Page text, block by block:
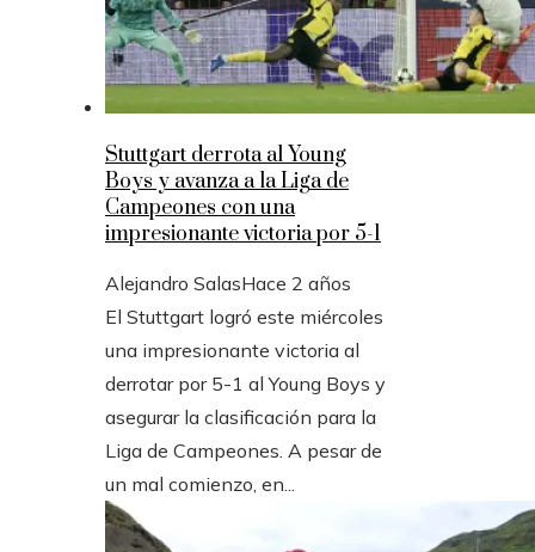
Stuttgart derrota al Young
Boys y avanza a la Liga de
Campeones con una
impresionante victoria por 5-1
Alejandro SalasHace 2 años
El Stuttgart logró este miércoles
una impresionante victoria al
derrotar por 5-1 al Young Boys y
asegurar la clasificación para la
Liga de Campeones. A pesar de
un mal comienzo, en...